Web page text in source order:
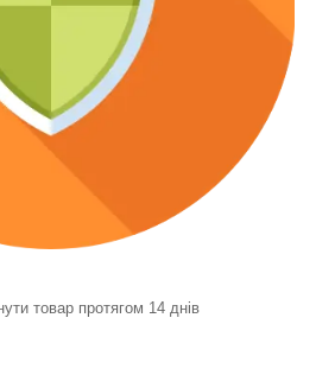
товар протягом 14 днів